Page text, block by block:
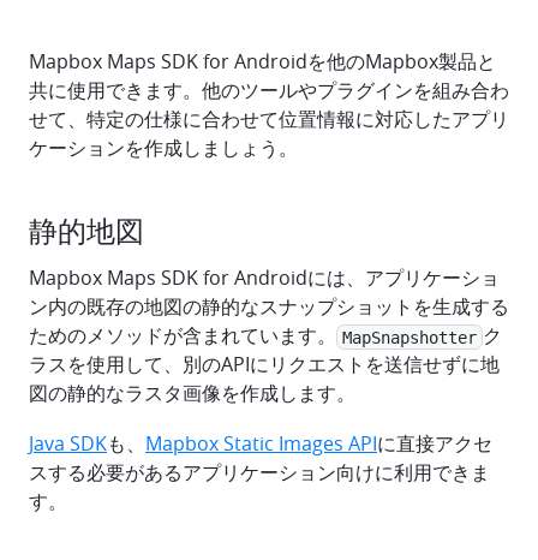
Mapbox Maps SDK for Androidを他のMapbox製品と
共に使用できます。他のツールやプラグインを組み合わ
せて、特定の仕様に合わせて位置情報に対応したアプリ
ケーションを作成しましょう。
静的地図
Mapbox Maps SDK for Androidには、アプリケーショ
ン内の既存の地図の静的なスナップショットを生成する
ためのメソッドが含まれています。
MapSnapshotter ク
ラスを使用して、別のAPIにリクエストを送信せずに地
図の静的なラスタ画像を作成します。
Java SDKも、 Mapbox Static Images APIに直接アクセ
スする必要があるアプリケーション向けに利用できま
す。